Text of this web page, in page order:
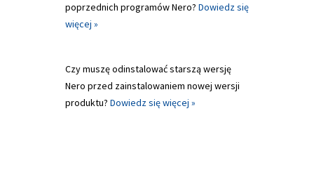
poprzednich programów Nero? Dowiedz się
więcej »
Czy muszę odinstalować starszą wersję
Nero przed zainstalowaniem nowej wersji
produktu? Dowiedz się więcej »